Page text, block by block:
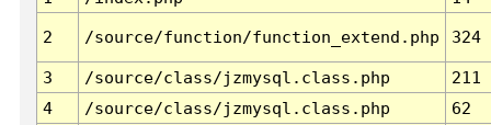
2 /source/function/function_extend.php 324
3 /source/class/jzmysql.class.php
211
4
/source/class/jzmysql.class.php
62